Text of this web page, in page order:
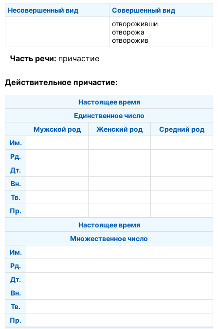
Несовершенный вид
Совершенный вид
отвороживши
отворожа
отворожив
Часть речи: причастие
Действительное причастие:
Настоящее время
Единственное число
Мужской род
Женский род
Средний род
Им.
Рд.
Дт.
Вн.
Тв.
Пр.
Настоящее время
Множественное число
Им.
Рд.
Дт.
Вн.
Тв.
Пр.